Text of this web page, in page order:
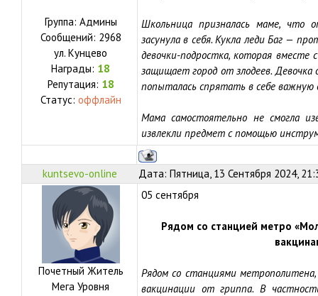
Группа: Админы
Сообщений: 2968
ул. Кунцево
Награды: 18
Репутация: 18
Статус: оффлайн
Школьница призналась маме, что
засунула в себя. Кукла леди Баг —
девочки-подростка, которая вместе
защищает город от злодеев.
попыталась спрятать в себе важную
Мама самостоятельно не смогла
извлекли предмет с помощью
kuntsevo-online Дата: Пятница, 13 Сентября 2024,
Почетный Житель
Мега Уровня
05 сентября
Рядом со станцией метро
Рядом со станциями
вакцинации от гриппа. В